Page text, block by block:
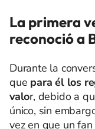
La primera
reconoció a
Durante la
que para él los
valor, debido a
único, sin
vez en que un